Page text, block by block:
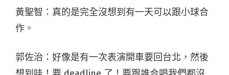
黃聖智：真的是完全沒想到有一天可以跟小球合
作。
郭佐治：好像是有一次表演開車要回台北，然後